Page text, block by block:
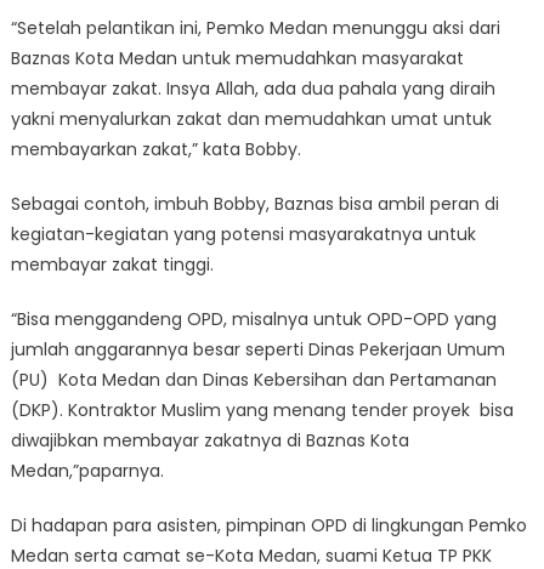
“Setelah pelantikan ini, Pemko Medan menunggu aksi dari
Baznas Kota Medan untuk memudahkan masyarakat
membayar zakat. Insya Allah, ada dua pahala yang diraih
yakni menyalurkan zakat dan memudahkan umat untuk
membayarkan zakat,” kata Bobby.
Sebagai contoh, imbuh Bobby, Baznas bisa ambil peran di
kegiatan-kegiatan yang potensi masyarakatnya untuk
membayar zakat tinggi.
“Bisa menggandeng OPD, misalnya untuk OPD-OPD yang
jumlah anggarannya besar seperti Dinas Pekerjaan Umum
(PU) Kota Medan dan Dinas Kebersihan dan Pertamanan
(DKP). Kontraktor Muslim yang menang tender proyek bisa
diwajibkan membayar zakatnya di Baznas Kota
Medan,”paparnya.
Di hadapan para asisten, pimpinan OPD di lingkungan Pemko
Medan serta camat se-Kota Medan, suami Ketua TP PKK